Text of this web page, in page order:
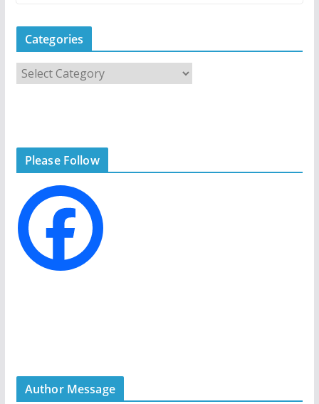
Categories
a
r
e
s
Please Follow
Author Message